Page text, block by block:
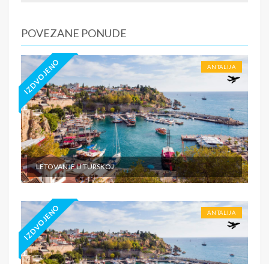
POVEZANE PONUDE
IZDVOJENO ANTALIJA
LETOVANJE U TURSKOJ
IZDVOJENO ANTALIJA